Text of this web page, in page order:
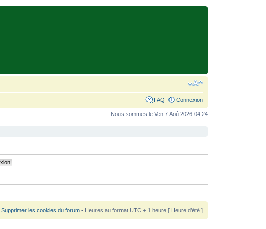
FAQ Connexion
Nous sommes le Ven 7 Aoû 2026 04:24
Supprimer les cookies du forum• Heures au format UTC + 1 heure [ Heure d’été ]